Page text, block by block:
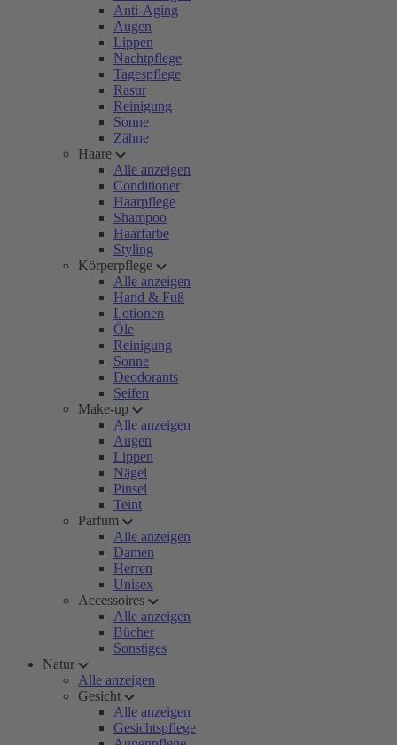
Anti-Aging
Augen
Lippen
Nachtpflege
Tagespflege
Rasur
Reinigung
Sonne
Zähne
Haare
Alle anzeigen
Conditioner
Haarpflege
Shampoo
Haarfarbe
Styling
Körperpflege
Alle anzeigen
Hand & Fuß
Lotionen
Öle
Reinigung
Sonne
Deodorants
Seifen
Make-up
Alle anzeigen
Augen
Lippen
Nägel
Pinsel
Teint
Parfum
Alle anzeigen
Damen
Herren
Unisex
Accessoires
Alle anzeigen
Bücher
Sonstiges
Natur
Alle anzeigen
Gesicht
Alle anzeigen
Gesichtspflege